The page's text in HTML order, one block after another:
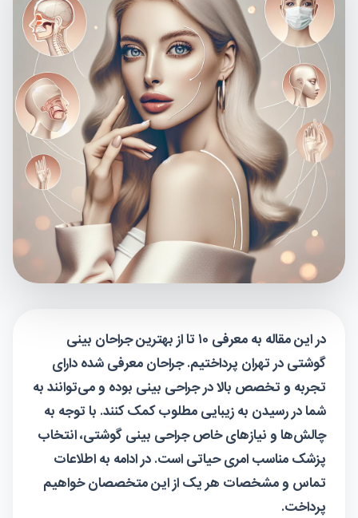
در این مقاله به معرفی ۱۰ تا از بهترین جراحان بینی
گوشتی در تهران پرداختیم. جراحان معرفی شده دارای
تجربه و تخصص بالا در جراحی بینی بوده و می‌توانند به
شما در رسیدن به زیبایی مطلوب کمک کنند. با توجه به
چالش‌ها و نیازهای خاص جراحی بینی گوشتی، انتخاب
پزشک مناسب امری حیاتی است. در ادامه به اطلاعات
تماس و مشخصات هر یک از این متخصصان خواهیم
پرداخت.